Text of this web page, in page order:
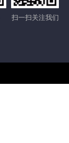
扫一扫关注我们